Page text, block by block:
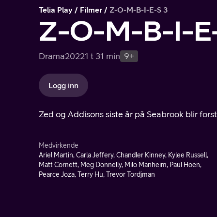
Telia Play Filmer Z-O-M-B-I-E-S 3
Z-O-M-B-I-
Drama20221 t 31 min 9+
Logg inn
Zed og Addisons siste år på Seabrook blir
Medvirkende
Ariel Martin, Carla Jeffery, Chandler Kinney, Kylee Russell,
Matt Cornett, Meg Donnelly, Milo Manheim, Paul Hoen,
Pearce Joza, Terry Hu, Trevor Tordjman